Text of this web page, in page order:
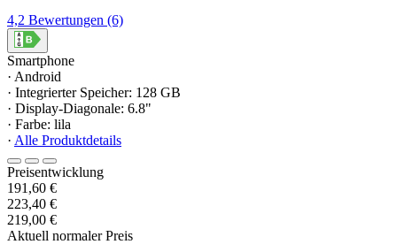
4,2 Bewertungen (6)
Smartphone
· Android
· Integrierter Speicher: 128 GB
· Display-Diagonale: 6.8"
· Farbe: lila
· Alle Produktdetails
Preisentwicklung
191,60 €
223,40 €
219,00 €
Aktuell normaler Preis